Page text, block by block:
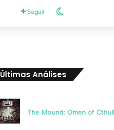
Seguir
Últimas Análises
The Mound: Omen of